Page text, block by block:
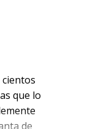
que lo
de